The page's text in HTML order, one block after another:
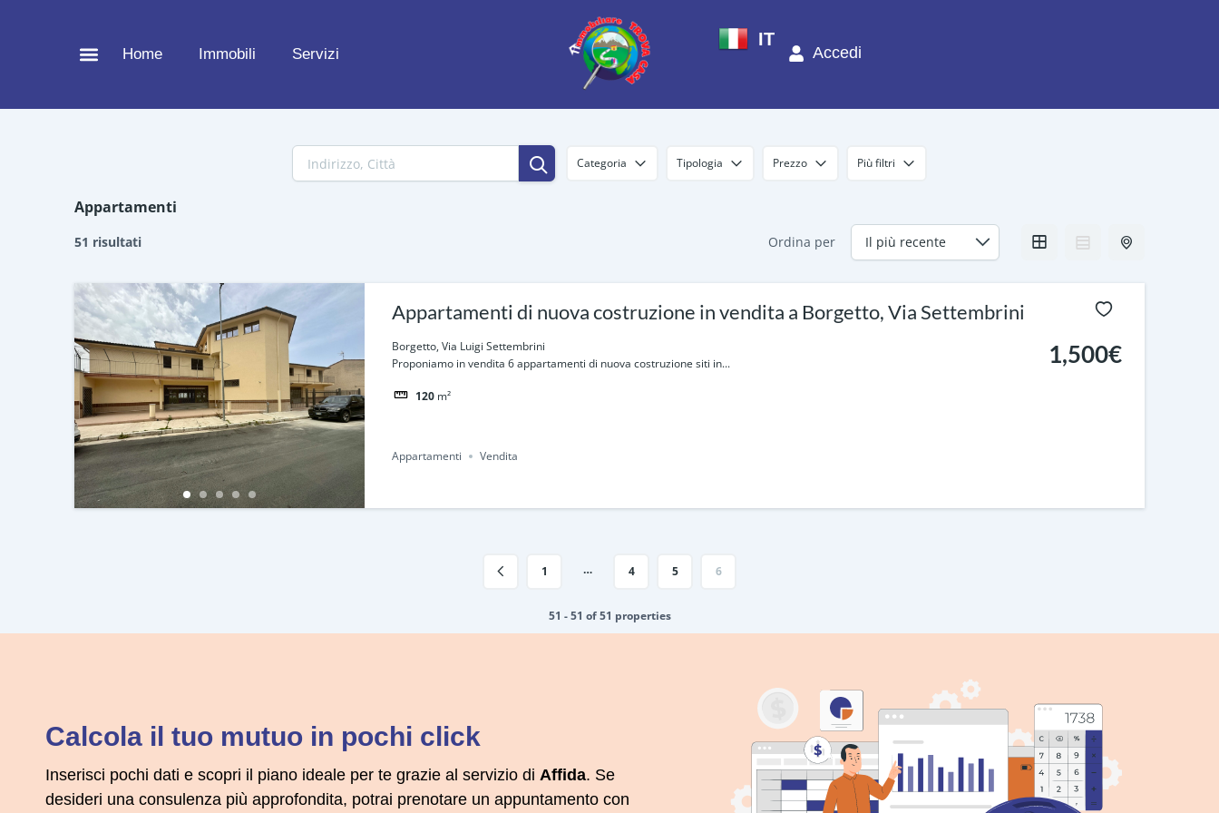
Home Immobili Servizi
IT
Accedi
Categoria Tipologia Prezzo Più filtri
Appartamenti
51 risultati Ordina per
Appartamenti di nuova costruzione in vendita a Borgetto, Via Settembrini
Borgetto, Via Luigi Settembrini
Proponiamo in vendita 6 appartamenti di nuova costruzione siti in...
120 m²
1,500€
Appartamenti Vendita
1 … 4 5 6
51 - 51 of 51 properties
Inserisci pochi dati e scopri il piano ideale per te grazie al servizio di Affida. Se
desideri una consulenza più approfondita, potrai prenotare un appuntamento con
Calcola il tuo mutuo in pochi click